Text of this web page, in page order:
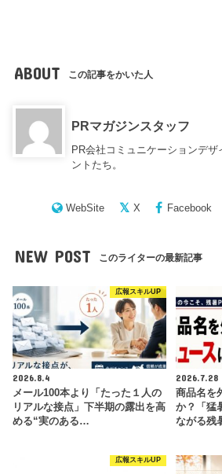
ABOUT この記事をかいた人
PRマガジンスタッフ
PR会社コミュニケーションデザ
ントたち。
WebSite X Facebook
NEW POST このライターの最新記事
広報スキルUP
2026.8.4
メール100本より「たった１人の
リアルな接点」下半期の露出を高
める“実のある…
2026.7.28
商品名を
か？「猛
ながる残
広報スキルUP